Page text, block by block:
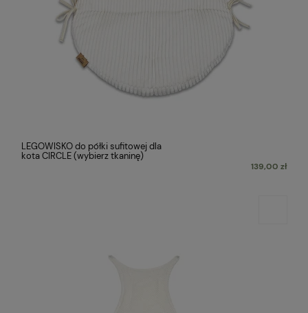
LEGOWISKO do półki sufitowej dla
kota CIRCLE (wybierz tkaninę)
139,00 zł